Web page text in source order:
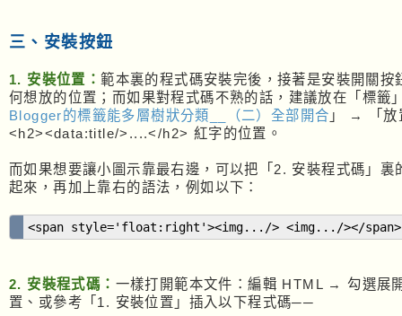
<b:if cond='data:blog.homepageUrl != data:blog.url'>
<h3 id='deleteInSummaryMode' class='post-
a:post.title/></a></h3>
<script>
(function() {
if (indexPageMode.cookie() == "title") {
postBody.parentNode.removeChild(postBody);
} else {
postBody.parentNode.removeChild(postBody);
}
</b:if>
</b:if>
三、安裝按鈕
1. 安裝位置：範本裏的程式碼安裝完後，接著是安裝開關
何想放的位置；而如果對程式碼不熟的話，建議放在「標籤
Blogger的標籤能多層樹狀分類__（二）全部開合 」 → 「放
<h2><data:title/>....</h2> 紅字的位置。
而如果想要讓小圖示靠最右邊，可以把「2. 安裝程式碼」
起來，再加上靠右的語法，例如以下：
<span style='float:right'><img.../> <img.../></span>
2. 安裝程式碼： 一樣打開範本文件：編輯 HTML → 勾選展
置、或參考「1. 安裝位置」插入以下程式碼──